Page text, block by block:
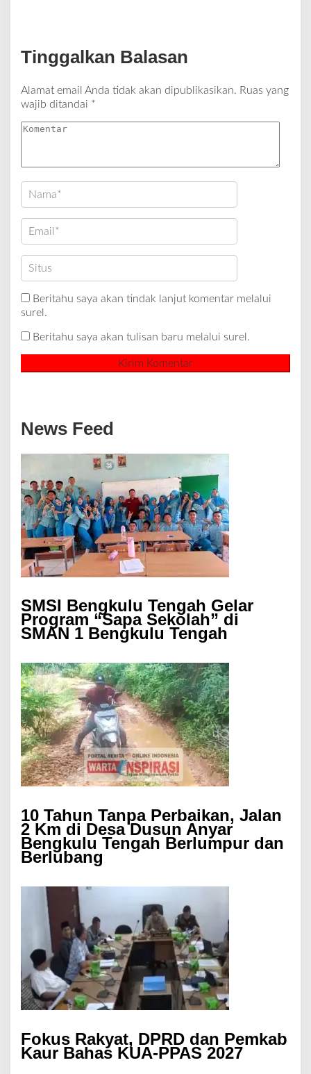
Tinggalkan Balasan
Alamat email Anda tidak akan dipublikasikan. Ruas yang
wajib ditandai *
Beritahu saya akan tindak lanjut komentar melalui
surel.
Beritahu saya akan tulisan baru melalui surel.
News Feed
SMSI Bengkulu Tengah Gelar
Program “Sapa Sekolah” di
SMAN 1 Bengkulu Tengah
10 Tahun Tanpa Perbaikan, Jalan
2 Km di Desa Dusun Anyar
Bengkulu Tengah Berlumpur dan
Berlubang
Fokus Rakyat, DPRD dan Pemkab
Kaur Bahas KUA-PPAS 2027